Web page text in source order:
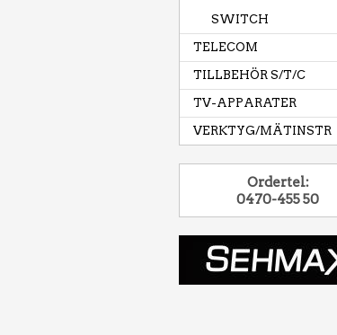
SWITCH
TELECOM
TILLBEHÖR S/T/C
TV-APPARATER
VERKTYG/MÄTINSTR
Ordertel:
0470-455 50